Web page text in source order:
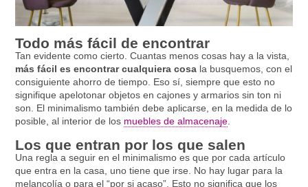
Todo más fácil de encontrar
Tan evidente como cierto. Cuantas menos cosas hay a la vista,
más fácil es encontrar cualquiera cosa la busquemos, con el
consiguiente ahorro de tiempo. Eso sí, siempre que esto no
signifique apelotonar objetos en cajones y armarios sin ton ni
son. El minimalismo también debe aplicarse, en la medida de lo
posible, al interior de los muebles de almacenaje
Los que entran por los que salen
Una regla a seguir en el minimalismo es que por cada artículo
que entra en la casa, uno tiene que irse. No hay lugar para la
melancolía o para el “por si acaso”. Esto no significa que los